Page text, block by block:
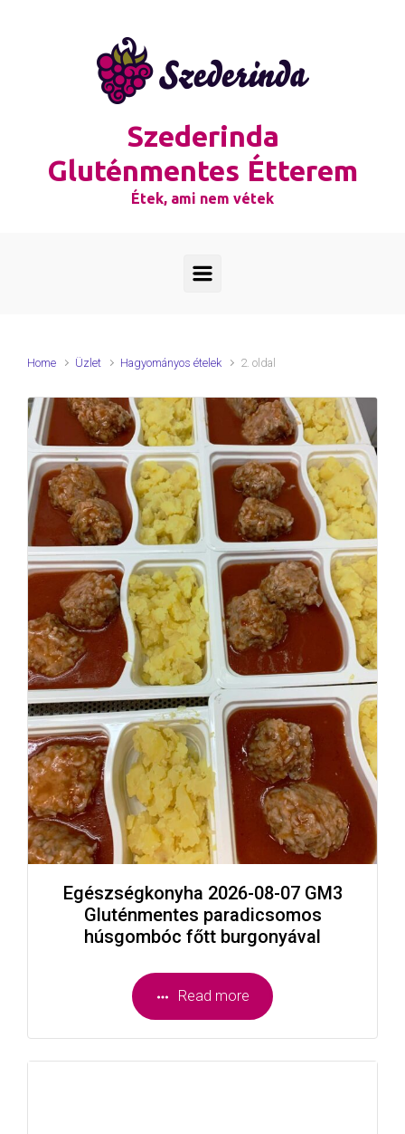
Szederinda
Gluténmentes Étterem
Étek, ami nem vétek
Home Üzlet Hagyományos ételek 2. oldal
Egészségkonyha 2026-08-07 GM3
Gluténmentes paradicsomos
húsgombóc főtt burgonyával
Read more